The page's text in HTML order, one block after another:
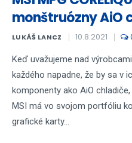
monštruózny AiO
LUKÁŠ LANCZ 10.8.2021
Keď uvažujeme nad
každého napadne, že by sa v
komponenty ako AiO
MSI má vo svojom portfóliu
grafické karty...